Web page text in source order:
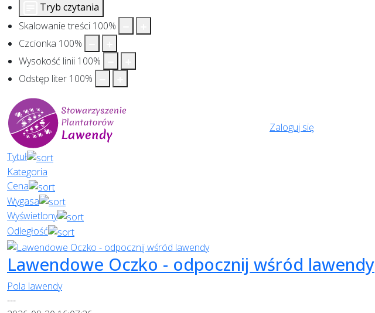
Tryb czytania
Skalowanie treści 100%
Czcionka 100%
Wysokość linii 100%
Odstęp liter 100%
Zaloguj się
Tytuł
Kategoria
Cena
Wygasa
Wyświetlony
Odległość
Lawendowe Oczko - odpocznij wśród lawendy
Pola lawendy
---